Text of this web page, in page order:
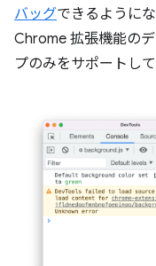
バッグできるように
Chrome 拡張機能の
プのみをサポートして